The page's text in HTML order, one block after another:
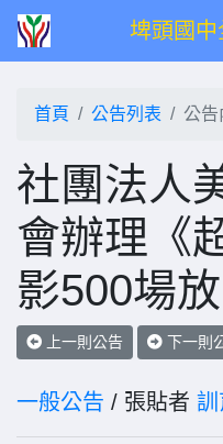
埤頭國中
首頁 公告列表 公告
社團法人
會辦理《
影500場
上一則公告 下一則
一般公告 / 張貼者 訓